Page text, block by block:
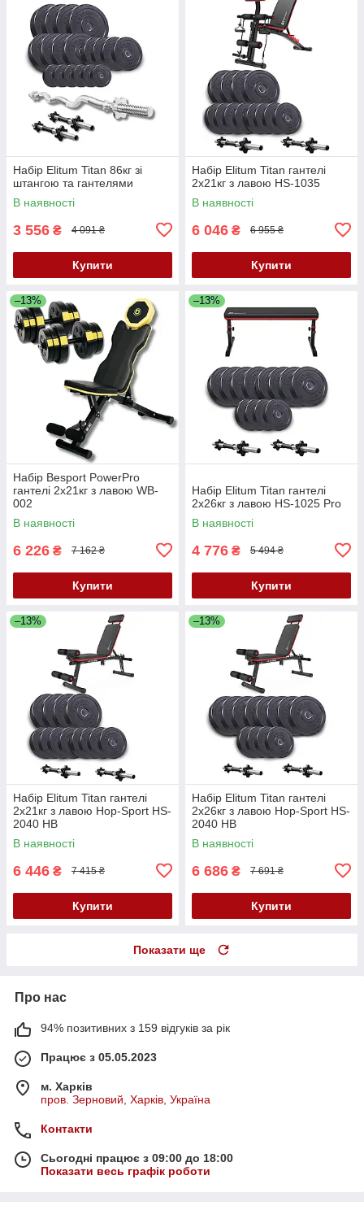
Набір Elitum Titan 86кг зі
штангою та гантелями
В наявності
3 556 ₴ 4 091 ₴
Купити
Набір Elitum Titan гантелі
2х21кг з лавою HS-1035
В наявності
6 046 ₴ 6 955 ₴
Купити
–13%
Набір Besport PowerPro
гантелі 2х21кг з лавою WB-
002
В наявності
6 226 ₴ 7 162 ₴
Купити
–13%
Набір Elitum Titan гантелі
2х26кг з лавою HS-1025 Pro
В наявності
4 776 ₴ 5 494 ₴
Купити
–13%
Набір Elitum Titan гантелі
2х21кг з лавою Hop-Sport HS-
2040 НВ
В наявності
6 446 ₴ 7 415 ₴
Купити
–13%
Набір Elitum Titan гантелі
2х26кг з лавою Hop-Sport HS-
2040 НВ
В наявності
6 686 ₴ 7 691 ₴
Купити
Показати ще
Про нас
94% позитивних з 159 відгуків за рік
Працює з 05.05.2023
м. Харків
пров. Зерновий, Харків, Україна
Контакти
Сьогодні працює з 09:00 до 18:00
Показати весь графік роботи